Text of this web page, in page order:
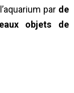
par de
objets de